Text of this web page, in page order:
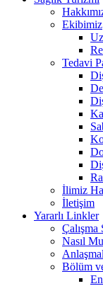
Ekibimiz
Tedavi
İlimiz
İletişim
Yararlı Linkler
Çalışma
Nasıl
Bölüm